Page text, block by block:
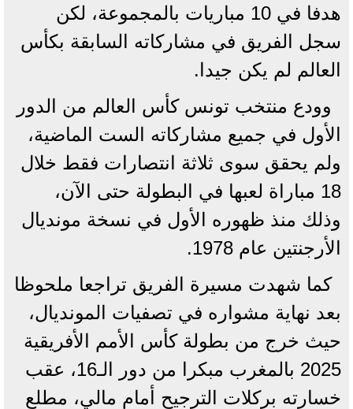
هدفا في 10 مباريات بالمجموعة، لكن
سجل الفريق في مشاركاته السابقة بكأس
العالم لم يكن جيدا.
وودع منتخب تونس كأس العالم من الدور
الأول في جميع مشاركاته الست الماضية،
ولم يحقق سوى ثلاثة انتصارات فقط خلال
18 مباراة لعبها في البطولة حتى الآن،
وذلك منذ ظهوره الأول في نسخة مونديال
الأرجنتين عام 1978.
كما شهدت مسيرة الفريق تراجعا ملحوظا
بعد نهاية مشواره في تصفيات المونديال،
حيث خرج من بطولة كأس الأمم الأفريقية
2025 بالمغرب مبكرا من دور الـ16، عقب
خسارته بركلات الترجيح أمام مالي، مطلع